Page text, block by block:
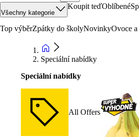
Všechny kategorie
Koupit teďOblíbené
Top výběrZpátky do školyNovinkyOvoce a
Speciální nabídky
Speciální nabídky
All Offers